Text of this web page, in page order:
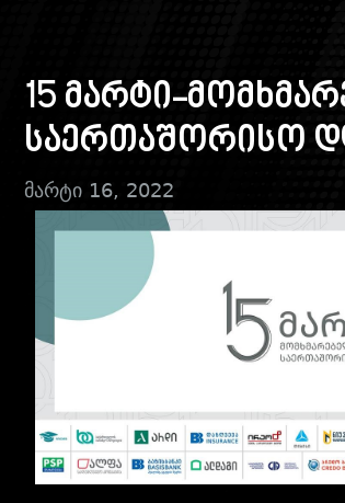
15 მარტი-
საერთაშორისო
მარტი 16, 2022